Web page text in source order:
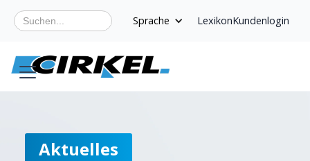
Sprache LexikonKundenlogin
Aktuelles